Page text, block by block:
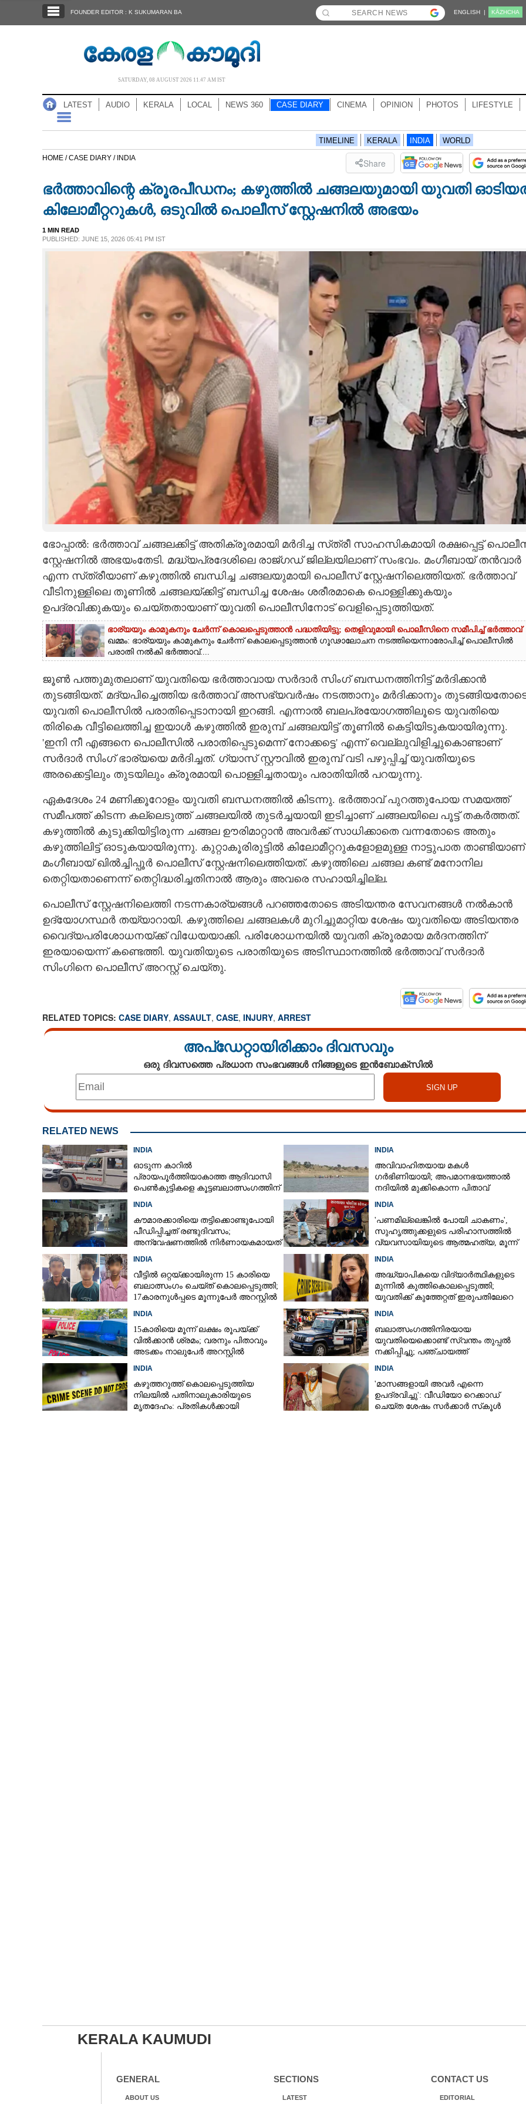
NOTIFIED NEWS
NEWS 360
CASE DIARY
CARTOONS
LITERATURE
CONTACT US
FOUNDER EDITOR : K SUKUMARAN BA ENGLISH | KĀZHCHA
SATURDAY, 08 AUGUST 2026 11.47 AM IST
LATEST AUDIO KERALA LOCAL NEWS 360 CASE DIARY CINEMA OPINION PHOTOS LIFESTYLE
TIMELINE KERALA INDIA WORLD
HOME /CASE DIARY / INDIA Share
ഭർത്താവിന്റെ ക്രൂരപീഡനം; കഴുത്തിൽ ചങ്ങലയുമായി യുവതി
കിലോമീറ്ററുകൾ, ഒടുവിൽ പൊലീസ് സ്റ്റേഷനിൽ അഭയം
1 MIN READ
PUBLISHED: JUNE 15, 2026 05:41 PM IST
ഭോപ്പാൽ: ഭർത്താവ് ചങ്ങലക്കിട്ട് അതിക്രൂരമായി മർദിച്ച സ്‌ത്രീ സാഹസികമായി രക്ഷപ്പെട്ട്
സ്റ്റേഷനിൽ അഭയംതേടി. മദ്ധ്യപ്രദേശിലെ രാ‌ജ്‌ഗഡ് ജില്ലയിലാണ് സംഭവം. മംഗീബായ് തൻവാർ
എന്ന സ്‌ത്രീയാണ് കഴുത്തിൽ ബന്ധിച്ച ചങ്ങലയുമായി പൊലീസ് സ്റ്റേഷനിലെത്തിയത്. ഭർത്താവ്
വീടിനുള്ളിലെ തൂണിൽ ചങ്ങലയ്‌ക്കിട്ട് ബന്ധിച്ച ശേഷം ശരീരമാകെ പൊള്ളിക്കുകയും
ഉപദ്രവിക്കുകയും ചെയ്‌തതായാണ് യുവതി പൊലീസിനോട് വെളിപ്പെടുത്തിയത്.
ഭാര്യയും കാമുകനും ചേർന്ന് കൊലപ്പെടുത്താൻ പദ്ധതിയിട്ടു; തെളിവുമായി പൊലീസിനെ സമീപിച്ച് ഭർത്താവ്
ഖമ്മം: ഭാര്യയും കാമുകനും ചേർന്ന് കൊലപ്പെടുത്താൻ ഗൂഢാലോചന നടത്തിയെന്നാരോപിച്ച് പൊലീസിൽ
പരാതി നൽകി ഭർത്താവ്....
ജൂൺ പത്തുമുതലാണ് യുവതിയെ ഭർത്താവായ സർദാർ സിംഗ് ബന്ധനത്തിനിട്ട് മർദിക്കാൻ
തുടങ്ങിയത്. മദ്യപിച്ചെത്തിയ ഭർത്താവ് അസഭ്യവർഷം നടത്താനും മർദിക്കാനും
യുവതി പൊലീസിൽ പരാതിപ്പെടാനായി ഇറങ്ങി. എന്നാൽ ബലപ്രയോഗത്തിലൂടെ യുവതിയെ
തിരികെ വീട്ടിലെത്തിച്ച ഇയാൾ കഴുത്തിൽ ഇരുമ്പ് ചങ്ങലയിട്ട് തൂണിൽ കെട്ടിയിടുകയായിരുന്നു.
'ഇനി നീ എങ്ങനെ പൊലീസിൽ പരാതിപ്പെടുമെന്ന് നോക്കട്ടെ' എന്ന് വെല്ലുവിളിച്ചുകൊണ്ടാണ്
സർദാർ സിംഗ് ഭാര്യയെ മർദിച്ചത്. ഗ്യാസ് സ്റ്റൗവിൽ ഇരുമ്പ് വടി പഴുപ്പിച്ച് യുവതിയുടെ
അരക്കെട്ടിലും തുടയിലും ക്രൂരമായി പൊള്ളിച്ചതായും പരാതിയിൽ പറയുന്നു.
ഏകദേശം 24 മണിക്കൂറോളം യുവതി ബന്ധനത്തിൽ കിടന്നു. ഭർത്താവ് പുറത്തുപോയ സമയത്ത്
സമീപത്ത് കിടന്ന കല്ലെടുത്ത് ചങ്ങലയിൽ തുടർച്ചയായി ഇടിച്ചാണ് ചങ്ങലയിലെ പൂട്ട് തകർത്തത്.
കഴുത്തിൽ കുടുക്കിയിട്ടിരുന്ന ചങ്ങല ഊരിമാറ്റാൻ അവർക്ക് സാധിക്കാതെ വന്നതോടെ അതും
കഴുത്തിലിട്ട് ഓടുകയായിരുന്നു. കുറ്റാകൂരിരുട്ടിൽ കിലോമീറ്ററുകളോളമുള്ള നാട്ടുപാത താണ്ടിയാണ്
മംഗീബായ് ഖിൽച്ചിപ്പൂർ പൊലീസ് സ്റ്റേഷനിലെത്തിയത്. കഴുത്തിലെ ചങ്ങല കണ്ട് മനോനില
തെറ്റിയതാണെന്ന് തെറ്റിദ്ധരിച്ചതിനാൽ ആരും അവരെ സഹായിച്ചില്ല.
പൊലീസ് സ്റ്റേഷനിലെത്തി നടന്നകാര്യങ്ങൾ പറഞ്ഞതോടെ അടിയന്തര സേവനങ്ങൾ നൽകാൻ
ഉദ്യോഗസ്ഥർ തയ്യാറായി. കഴുത്തിലെ ചങ്ങലകൾ മുറിച്ചുമാറ്റിയ ശേഷം യുവതിയെ അടിയന്തര
വൈദ്യപരിശോധനയ്‌ക്ക് വിധേയയാക്കി. പരിശോധനയിൽ യുവതി ക്രൂരമായ മർദനത്തിന്
ഇരയായെന്ന് കണ്ടെത്തി. യുവതിയുടെ പരാതിയുടെ അടിസ്ഥാനത്തിൽ ഭർത്താവ് സർദാർ
സിംഗിനെ പൊലീസ് അറസ്റ്റ് ചെയ്‌തു.
RELATED TOPICS: CASE DIARY, ASSAULT, CASE, INJURY, ARREST
അപ്ഡേറ്റായിരിക്കാം ദിവസവും
ഒരു ദിവസത്തെ പ്രധാന സംഭവങ്ങൾ നിങ്ങളുടെ ഇൻബോക്സിൽ
RELATED NEWS
INDIA
ഓടുന്ന കാറിൽ
പ്രായപൂർത്തിയാകാത്ത ആദിവാസി
പെൺകുട്ടികളെ കൂട്ടബലാത്സംഗത്തിന്
INDIA
അവിവാഹിതയായ മകൾ
ഗർഭിണിയായി; അപമാനഭയത്താൽ
നദിയിൽ മുക്കികൊന്ന പിതാവ്
INDIA
കൗമാരക്കാരിയെ തട്ടിക്കൊണ്ടുപോയി
പീഡിപ്പിച്ചത് രണ്ടുദിവസം;
അന്വേഷണത്തിൽ നിർണായകമായത്
INDIA
'പണമില്ലെങ്കിൽ പോയി ചാകണം',
സുഹൃത്തുക്കളുടെ പരിഹാസത്തിൽ
വ്യവസായിയുടെ ആത്മഹത്യ, മൂന്ന്
INDIA
വീട്ടിൽ ഒറ്റയ്‌ക്കായിരുന്ന 15 കാരിയെ
ബലാത്സംഗം ചെയ്‌ത് കൊലപ്പെടുത്തി;
17കാരനുൾപ്പടെ മൂന്നുപേർ അറസ്റ്റിൽ
INDIA
അദ്ധ്യാപികയെ വിദ്യാർത്ഥികളുടെ
മുന്നിൽ കുത്തികൊലപ്പെടുത്തി;
യുവതിക്ക് കുത്തേറ്റത് ഇരുപതിലേറെ
INDIA
15കാരിയെ മൂന്ന് ലക്ഷം രൂപയ്ക്ക്
വിൽക്കാൻ ശ്രമം; വരനും പിതാവും
അടക്കം നാലുപേർ അറസ്റ്റിൽ
INDIA
ബലാത്സംഗത്തിനിരയായ
യുവതിയെക്കൊണ്ട് സ്വന്തം തുപ്പൽ
നക്കിപ്പിച്ചു; പഞ്ചായത്ത്
INDIA
കഴുത്തറുത്ത് കൊലപ്പെടുത്തിയ
നിലയിൽ പതിനാലുകാരിയുടെ
മൃതദേഹം: പ്രതികൾക്കായി
INDIA
'മാസങ്ങളായി അവർ എന്നെ
ഉപദ്രവിച്ചു': വീഡിയോ റെക്കാഡ്
ചെയ്ത ശേഷം സർക്കാർ സ്‌കൂൾ
KERALA KAUMUDI
GENERAL
ABOUT US
SECTIONS
LATEST
CONTACT US
EDITORIAL
ഭർത്താവിന്റെ ക്രൂരപീഡനം; കഴുത്തിൽ
ചങ്ങലയുമായി യുവതി ഓടിയത്
കിലോമീറ്ററുകൾ, ഒടുവിൽ പൊലീസ്
Copy Link